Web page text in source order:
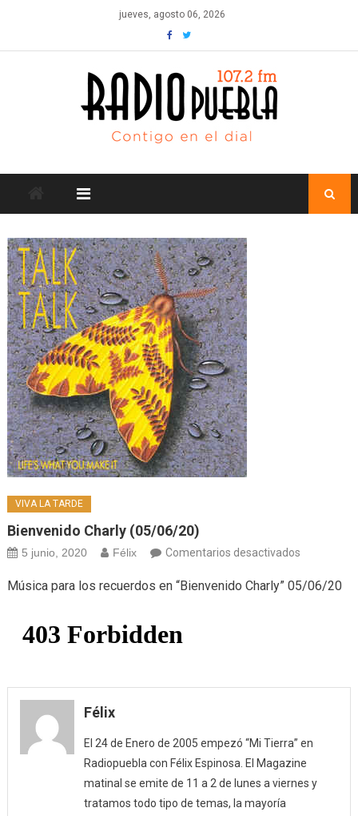
content
jueves, agosto 06, 2026
VIVA LA TARDE
Bienvenido Charly (05/06/20)
5 junio, 2020 Félix Comentarios desactivadosen
Charly
Música para los recuerdos en “Bienvenido Charly” 05/06/20
Félix
El 24 de Enero de 2005 empezó “Mi Tierra” en
Radiopuebla con Félix Espinosa. El Magazine
matinal se emite de 11 a 2 de lunes a viernes y
tratamos todo tipo de temas, la mayoría